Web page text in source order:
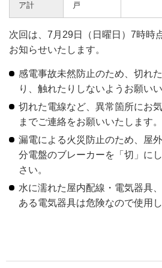
ア計
戸
次回は、7月29日（日曜日）7時時
お知らせいたします。
感電事故未然防止のため、切れ
り、触れたりしないようお願いい
切れた電線など、異常箇所にお
までご連絡をお願いいたします。
漏電による火災防止のため、屋
分電盤のブレーカーを「切」に
さい。
水に濡れた屋内配線・電気器具
ある電気器具は危険なので使用